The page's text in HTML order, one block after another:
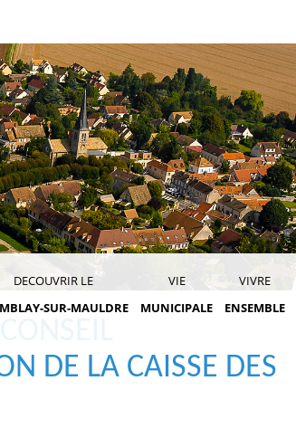
DECOUVRIR LE
SUR-MAULDRE
VIE
MUNICIPALE
VIVRE
ENSEMBLE
DE LA CAISSE DES